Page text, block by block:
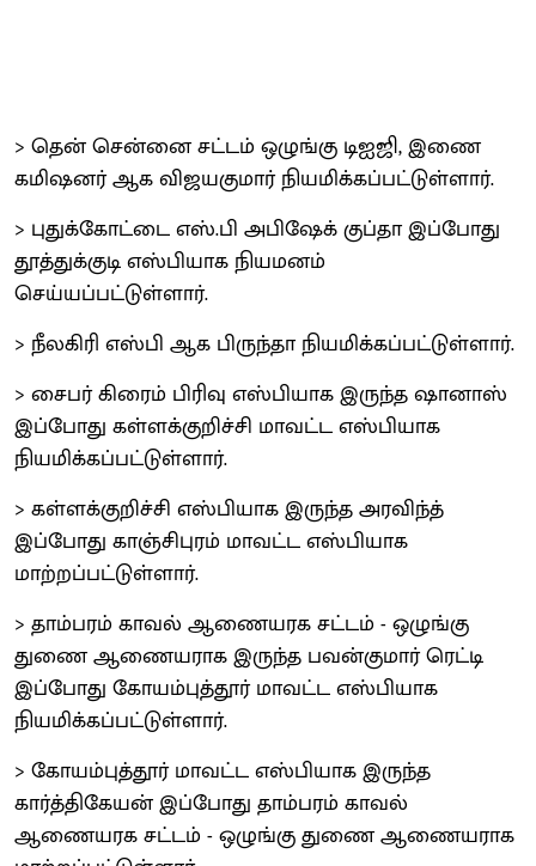
> தென் சென்னை சட்டம் ஒழுங்கு டிஐஜி, இணை
கமிஷனர் ஆக விஜயகுமார் நியமிக்கப்பட்டுள்ளார்.
> புதுக்கோட்டை எஸ்.பி அபிஷேக் குப்தா இப்போது
தூத்துக்குடி எஸ்பியாக நியமனம்
செய்யப்பட்டுள்ளார்.
> நீலகிரி எஸ்பி ஆக பிருந்தா நியமிக்கப்பட்டுள்ளார்.
> சைபர் கிரைம் பிரிவு எஸ்பியாக இருந்த ஷானாஸ்
இப்போது கள்ளக்குறிச்சி மாவட்ட எஸ்பியாக
நியமிக்கப்பட்டுள்ளார்.
> கள்ளக்குறிச்சி எஸ்பியாக இருந்த அரவிந்த்
இப்போது காஞ்சிபுரம் மாவட்ட எஸ்பியாக
மாற்றப்பட்டுள்ளார்.
> தாம்பரம் காவல் ஆணையரக சட்டம் - ஒழுங்கு
துணை ஆணையராக இருந்த பவன்குமார் ரெட்டி
இப்போது கோயம்புத்தூர் மாவட்ட எஸ்பியாக
நியமிக்கப்பட்டுள்ளார்.
> கோயம்புத்தூர் மாவட்ட எஸ்பியாக இருந்த
கார்த்திகேயன் இப்போது தாம்பரம் காவல்
ஆணையரக சட்டம் - ஒழுங்கு துணை ஆணையராக